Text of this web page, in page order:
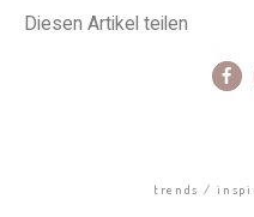
Diesen Artikel teilen
trends